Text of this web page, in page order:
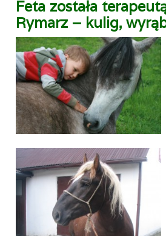
Feta została
Rymarz – kulig,